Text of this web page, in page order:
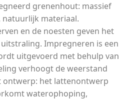
grenenhout: massief
materiaal.
en de noesten geven het
Impregneren is een
uitgevoerd met behulp van
verhoogt de weerstand
ontwerp: het lattenontwerp
waterophoping,